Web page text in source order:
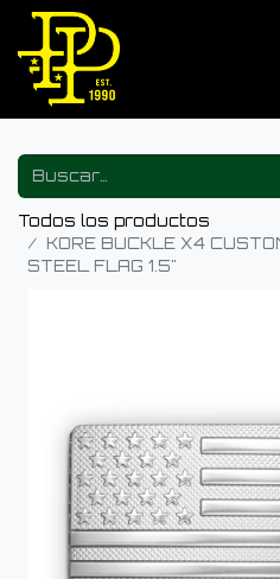
Todos los productos
KORE BUCKLE X4
STEEL FLAG 1.5"